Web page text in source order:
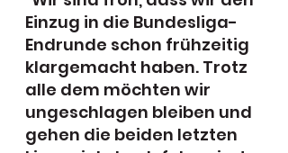
Einzug in die Bundesliga-
Endrunde schon frühzeitig
klargemacht haben. Trotz
alle dem möchten wir
ungeschlagen bleiben und
gehen die beiden letzten